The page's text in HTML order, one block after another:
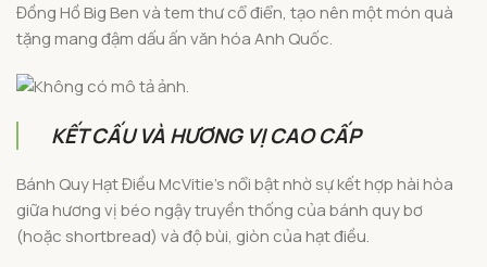
Đồng Hồ Big Ben và tem thư cổ điển, tạo nên một món quà
tặng mang đậm dấu ấn văn hóa Anh Quốc.
KẾT CẤU VÀ HƯƠNG VỊ CAO CẤP
Bánh Quy Hạt Điều McVitie’s nổi bật nhờ sự kết hợp hài hòa
giữa hương vị béo ngậy truyền thống của bánh quy bơ
(hoặc shortbread) và độ bùi, giòn của hạt điều.